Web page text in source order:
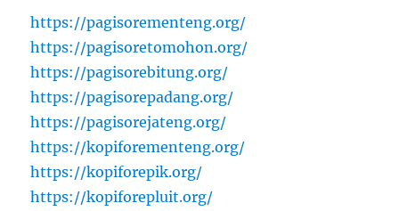
https://pagisorementeng.org/
https://pagisoretomohon.org/
https://pagisorebitung.org/
https://pagisorepadang.org/
https://pagisorejateng.org/
https://kopiforementeng.org/
https://kopiforepik.org/
https://kopiforepluit.org/